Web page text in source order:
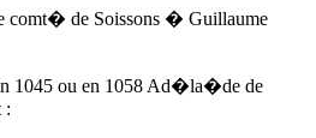
comt� de Soissons � Guillaume
1045 ou en 1058 Ad�la�de de
: